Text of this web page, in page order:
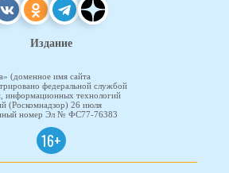
Издание
(доменное имя сайта
федеральной службой
информационных технологий
(Роскомнадзор) 26 июля
номер Эл № ФС77-76383
16+